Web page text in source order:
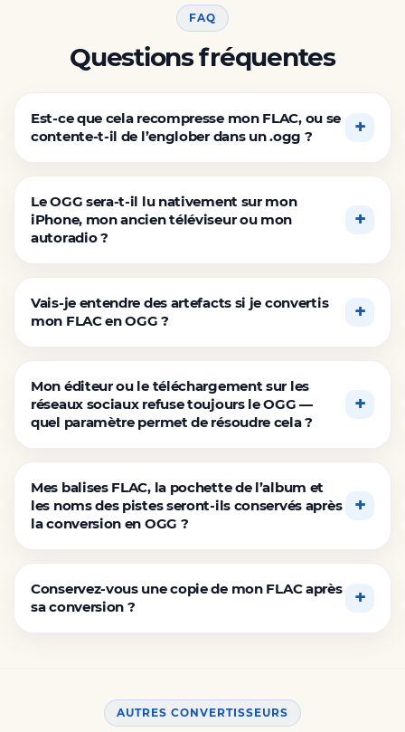
FAQ
Questions fréquentes
Est-ce que cela recompresse mon FLAC, ou se
contente-t-il de l’englober dans un .ogg ?
Le OGG sera-t-il lu nativement sur mon
iPhone, mon ancien téléviseur ou mon
autoradio ?
Vais-je entendre des artefacts si je convertis
mon FLAC en OGG ?
Mon éditeur ou le téléchargement sur les
réseaux sociaux refuse toujours le OGG —
quel paramètre permet de résoudre cela ?
Mes balises FLAC, la pochette de l’album et
les noms des pistes seront-ils conservés après
la conversion en OGG ?
Conservez-vous une copie de mon FLAC après
sa conversion ?
AUTRES CONVERTISSEURS